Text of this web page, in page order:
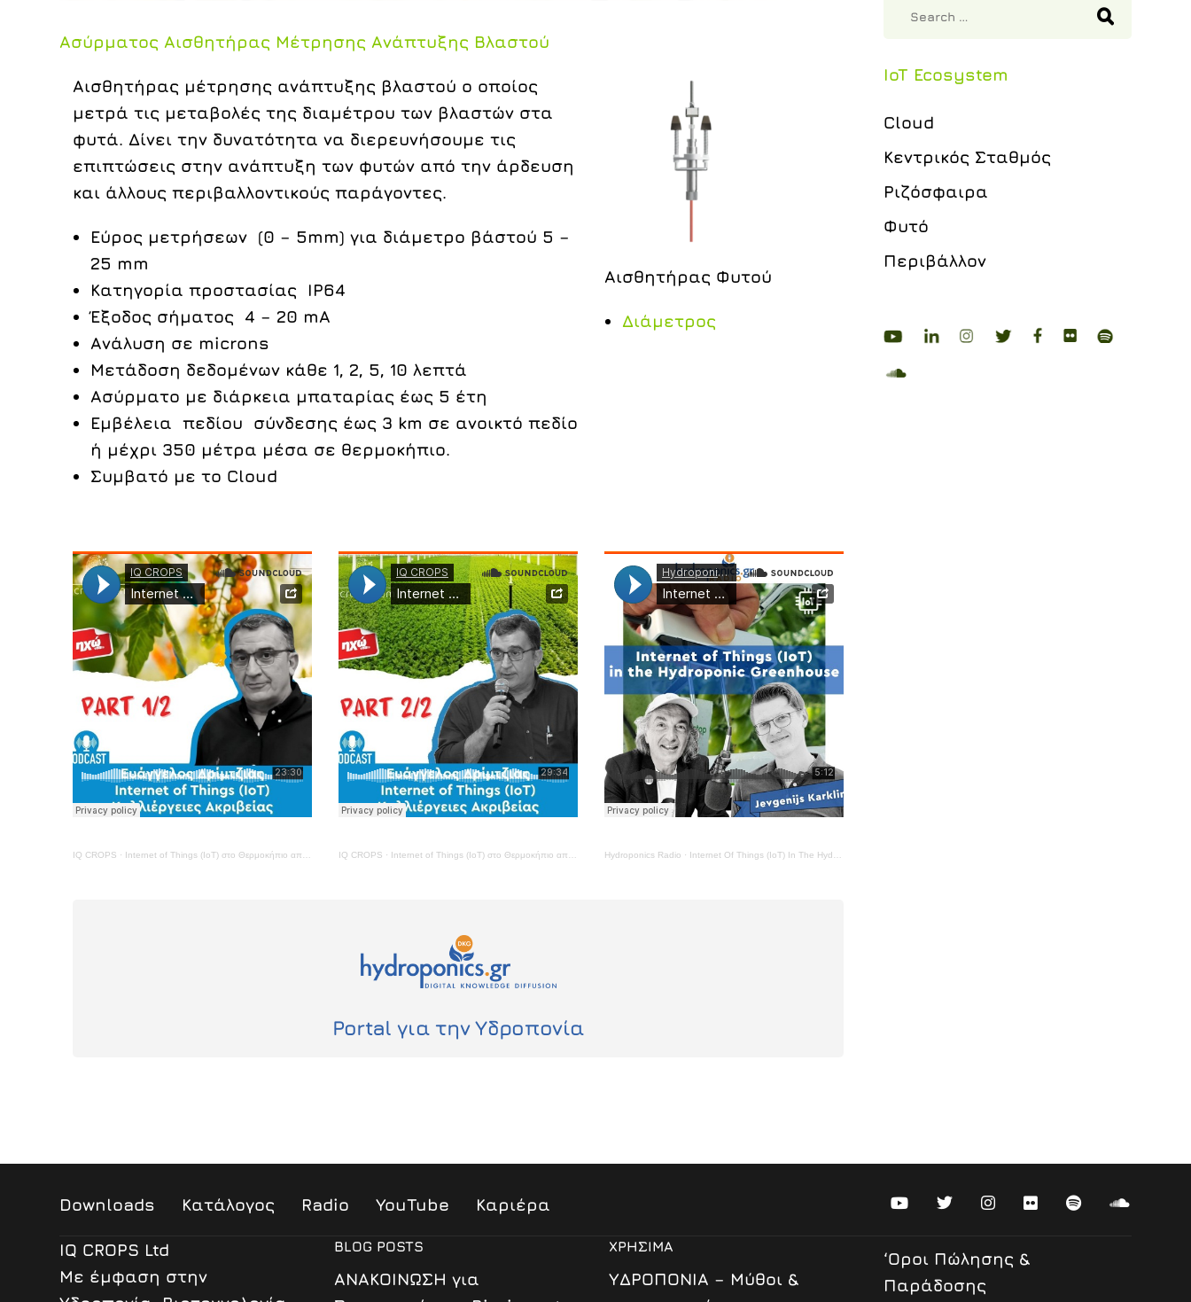
Ασύρματος Αισθητήρας Μέτρησης Ανάπτυξης Βλαστού
Αισθητήρας μέτρησης ανάπτυξης βλαστού ο οποίος
μετρά τις μεταβολές της διαμέτρου των βλαστών στα
φυτά. Δίνει την δυνατότητα να διερευνήσουμε τις
επιπτώσεις στην ανάπτυξη των φυτών από την άρδευση
και άλλους περιβαλλοντικούς παράγοντες.
Εύρος μετρήσεων (0 – 5mm) για διάμετρο βάστού 5 –
25 mm
Κατηγορία προστασίας IP64
Έξοδος σήματος 4 – 20 mA
Ανάλυση σε microns
Μετάδοση δεδομένων κάθε 1, 2, 5, 10 λεπτά
Ασύρματο με διάρκεια μπαταρίας έως 5 έτη
Εμβέλεια πεδίου σύνδεσης έως 3 km σε ανοικτό πεδίο
ή μέχρι 350 μέτρα μέσα σε θερμοκήπιο.
Συμβατό με το Cloud
Αισθητήρας Φυτού
Διάμετρος
IQ CROPS · Internet of Things (IoT) στο Θερμοκήπιο απ την IQ CROPS – ΜΕΡΟΣ 1ο IQ CROPS · Internet of Things (IoT) στο Θερμοκήπιο απ την IQ CROPS – ΜΕΡΟΣ 2ο Hydroponics Radio · Internet Of Things (IoT) In The Hydroponic Greenhouse – Jevgenijs Karklins
Portal για την Υδροπονία
IoT Ecosystem
Cloud
Κεντρικός Σταθμός
Ριζόσφαιρα
Φυτό
Περιβάλλον
Downloads Κατάλογος Radio YouTube Καριέρα
IQ CROPS Ltd
Mε έμφαση στην
BLOG POSTS
ΑΝΑΚΟΙΝΩΣΗ για
ΧΡΗΣΙΜΑ
ΥΔΡΟΠΟΝΙΑ – Μύθοι &
‘Οροι Πώλησης &
Παράδοσης